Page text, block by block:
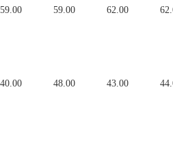
59.00 59.00 62.00
40.00 48.00 43.00